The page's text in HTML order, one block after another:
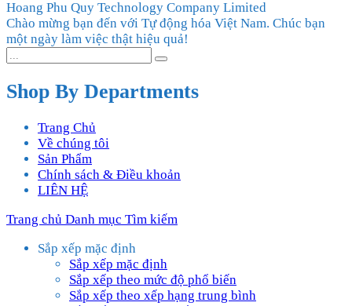
Hoang Phu Quy Technology Company Limited
Chào mừng bạn đến với Tự động hóa Việt Nam. Chúc bạn
một ngày làm việc thật hiệu quả!
Shop By Departments
Trang Chủ
Về chúng tôi
Sản Phẩm
Chính sách & Điều khoản
LIÊN HỆ
Trang chủ Danh mục Tìm kiếm
Sắp xếp mặc định
Sắp xếp mặc định
Sắp xếp theo mức độ phổ biến
Sắp xếp theo xếp hạng trung bình